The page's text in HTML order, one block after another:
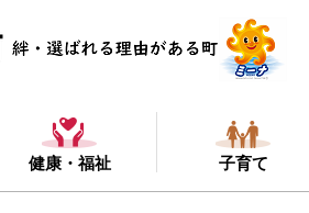
健康・福祉 子育て